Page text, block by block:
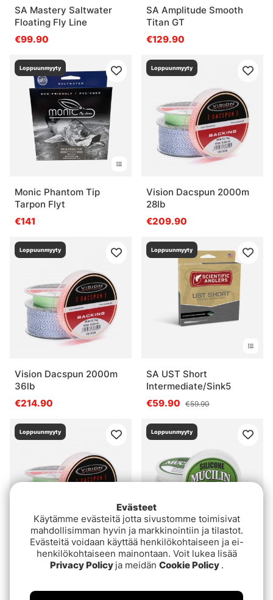
SA Mastery Saltwater
Floating Fly Line
€99.90
SA Amplitude Smooth
Titan GT
€129.90
Loppuunmyyty
Monic Phantom Tip
Tarpon Flyt
€141
Loppuunmyyty
Vision Dacspun 2000m
28lb
€209.90
Loppuunmyyty
Vision Dacspun 2000m
36lb
€214.90
Loppuunmyyty
SA UST Short
Intermediate/Sink5
€59.90 €59.90
Loppuunmyyty
Vision Dacspun 2000m
Loppuunmyyty
Line Grease Green
€5
Evästeet
Käytämme evästeitä jotta sivustomme toimisivat
mahdollisimman hyvin ja markkinointiin ja tilastot.
Evästeitä voidaan käyttää henkilökohtaiseen ja ei-
henkilökohtaiseen mainontaan. Voit lukea lisää
Privacy Policy ja meidän Cookie Policy .